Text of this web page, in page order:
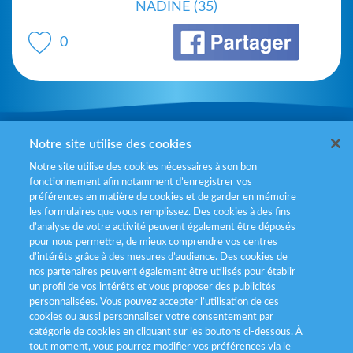
0
NADINE (35)
Mentions légales
Politiques de gestion des cookies
Politique données personnelles
Services consommateurs
Déclaration d’accessibilité
Notre site utilise des cookies
Notre site utilise des cookies nécessaires à son bon
fonctionnement afin notamment d’enregistrer vos
préférences en matière de cookies et de garder en mémoire
les formulaires que vous remplissez. Des cookies à des fins
d’analyse de votre activité peuvent également être déposés
pour nous permettre, de mieux comprendre vos centres
d'intérêts grâce à des mesures d’audience. Des cookies de
nos partenaires peuvent également être utilisés pour établir
un profil de vos intérêts et vous proposer des publicités
personnalisées. Vous pouvez accepter l’utilisation de ces
cookies ou aussi personnaliser votre consentement par
catégorie de cookies en cliquant sur les boutons ci-dessous. À
tout moment, vous pourrez modifier vos préférences via le